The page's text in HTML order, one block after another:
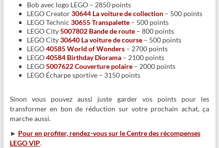
Bob avec logo LEGO – 2850 points
LEGO Creator30644 La voiture de collection– 500 points
LEGO Technic 30655 Transpalette– 500 points
LEGO City5007802 Bande de route– 800 points
LEGO City30640 La voiture de course– 500 points
LEGO40585 World of Wonders– 2700 points
LEGO40584 Birthday Diorama– 2100 points
LEGO5007622 Couverture polaire– 2000 points
LEGO Écharpe sportive – 3150 points
Sinon vous pouvez aussi juste garder vos points pour les
transformer en bon de réduction sur votre prochain achat, ça
marche aussi.
► Pour en profiter, rendez-vous sur le Centre des récompenses
LEGO VIP.